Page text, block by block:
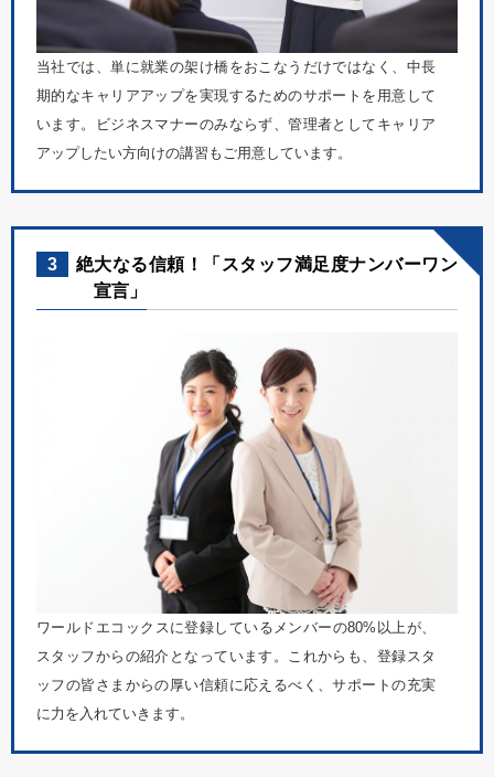
当社では、単に就業の架け橋をおこなうだけではなく、中長
期的なキャリアアップを実現するためのサポートを用意して
います。ビジネスマナーのみならず、管理者としてキャリア
アップしたい方向けの講習もご用意しています。
3
絶大なる信頼！「スタッフ満足度ナンバーワン
宣言」
ワールドエコックスに登録しているメンバーの80%以上が、
スタッフからの紹介となっています。これからも、登録スタ
ッフの皆さまからの厚い信頼に応えるべく、サポートの充実
に力を入れていきます。